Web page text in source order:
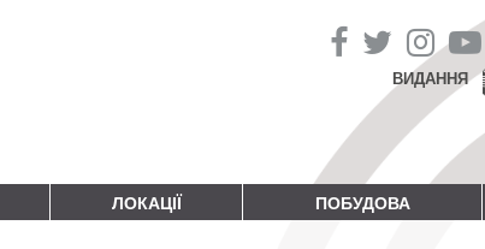
ВИДАННЯ
ЛОКАЦІЇ ПОБУДОВА